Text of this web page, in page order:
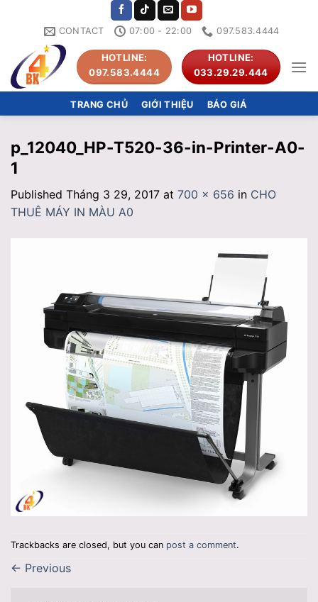
CONTACT 07:00 - 22:00 097.583.4444
HOTLINE:
097.583.4444
HOTLINE:
033.29.29.444
TRANG CHỦ GIỚI THIỆU BÁO GIÁ
p_12040_HP-T520-36-in-Printer-A0-
1
Published Tháng 3 29, 2017 at 700 × 656 in CHO
THUÊ MÁY IN MÀU A0
Trackbacks are closed, but you can post a comment.
← Previous